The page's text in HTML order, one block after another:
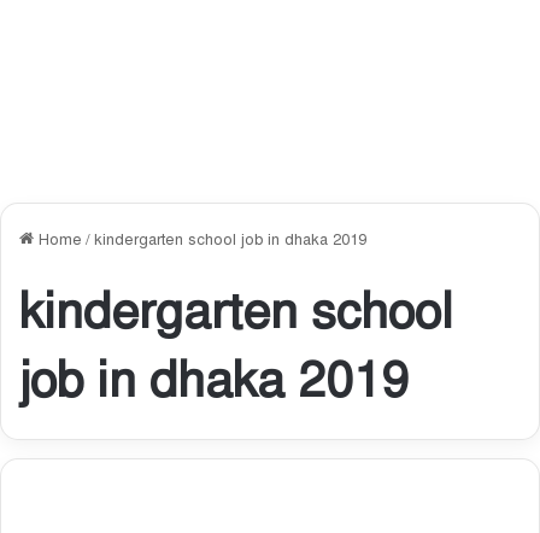
Home /kindergarten school job in dhaka 2019
kindergarten school
job in dhaka 2019